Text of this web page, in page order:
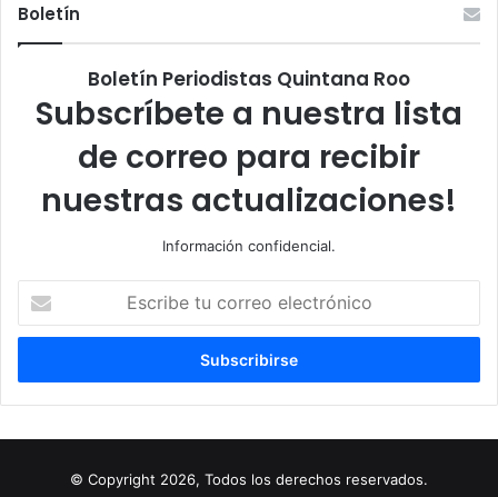
Boletín
Boletín Periodistas Quintana Roo
Subscríbete a nuestra lista
de correo para recibir
nuestras actualizaciones!
Información confidencial.
correo
© Copyright 2026, Todos los derechos reservados.